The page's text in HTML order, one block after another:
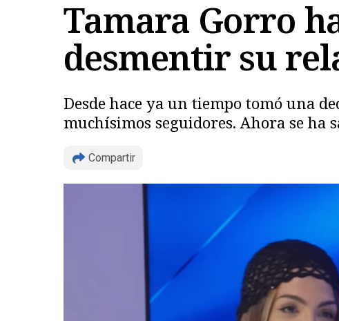
Tamara Gorro
desmentir su
Desde hace ya un tiempo tomó una
muchísimos seguidores. Ahora se ha
Compartir